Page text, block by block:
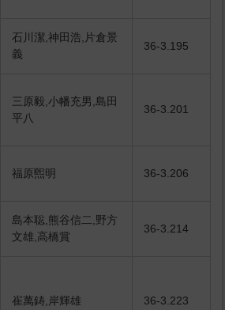
石川潔,神田浩,片倉景
義
36-3.195
三原毅,小幡充男,島田
平八
36-3.201
福原煕明 36-3.206
島本聡,熊谷信二,野方
文雄,高橋賞
36-3.214
崔萬鋳,岸輝雄 36-3.223